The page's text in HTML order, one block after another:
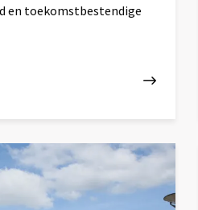
en toekomstbestendige